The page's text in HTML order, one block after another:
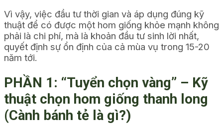
Vì vậy, việc đầu tư thời gian và áp dụng đúng kỹ
thuật để có được một hom giống khỏe mạnh không
phải là chi phí, mà là khoản đầu tư sinh lời nhất,
quyết định sự ổn định của cả mùa vụ trong 15-20
năm tới.
PHẦN 1: “Tuyển chọn vàng” – Kỹ
thuật chọn hom giống thanh long
(Cành bánh tẻ là gì?)